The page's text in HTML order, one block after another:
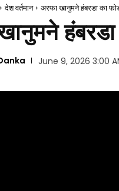
देश वर्तमान अरफा खानुमने हंबरडा का
June 9, 2026 3:00